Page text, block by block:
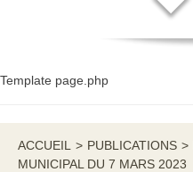
Template page.php
ACCUEIL > PUBLICATIONS >
MUNICIPAL DU 7 MARS 2023